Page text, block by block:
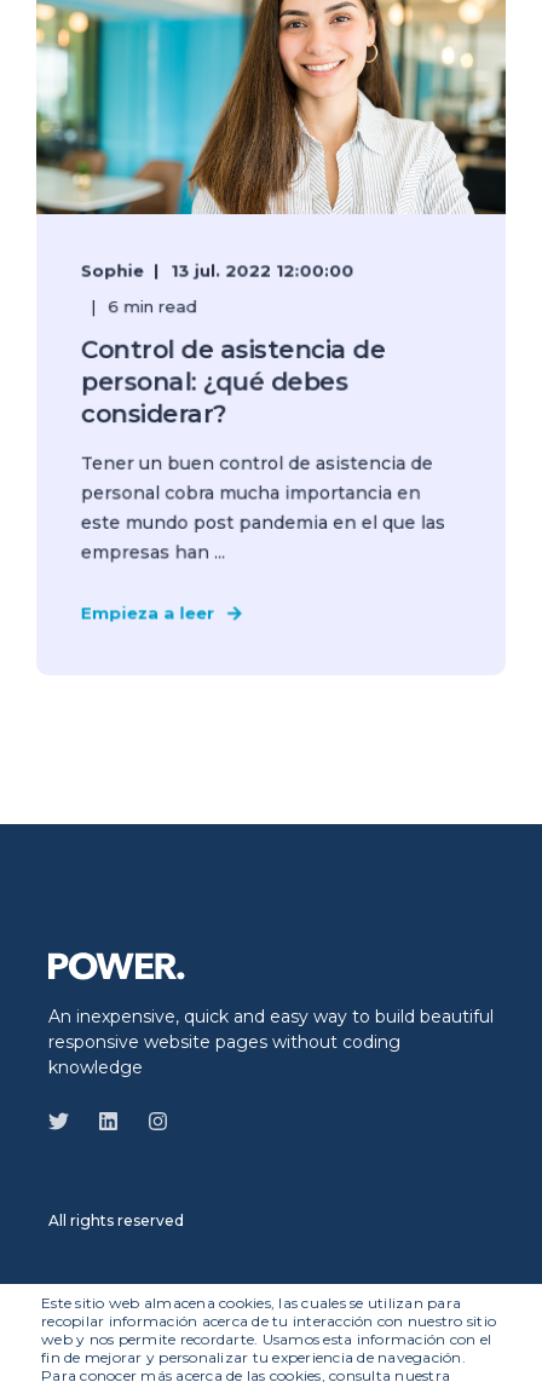
Este sitio web almacena cookies, las cuales se utilizan para
recopilar información acerca de tu interacción con nuestro sitio
web y nos permite recordarte. Usamos esta información con el
fin de mejorar y personalizar tu experiencia de navegación.
Para conocer más acerca de las cookies, consulta nuestra
Sophie 13 jul. 2022 12:00:00
6 min read
Control de asistencia de
personal: ¿qué debes
considerar?
Tener un buen control de asistencia de
personal cobra mucha importancia en
este mundo post pandemia en el que las
empresas han ...
Empieza a leer
An inexpensive, quick and easy way to build beautiful
responsive website pages without coding
knowledge
All rights reserved
© 2026 Worky. Todos los derechos reservados.